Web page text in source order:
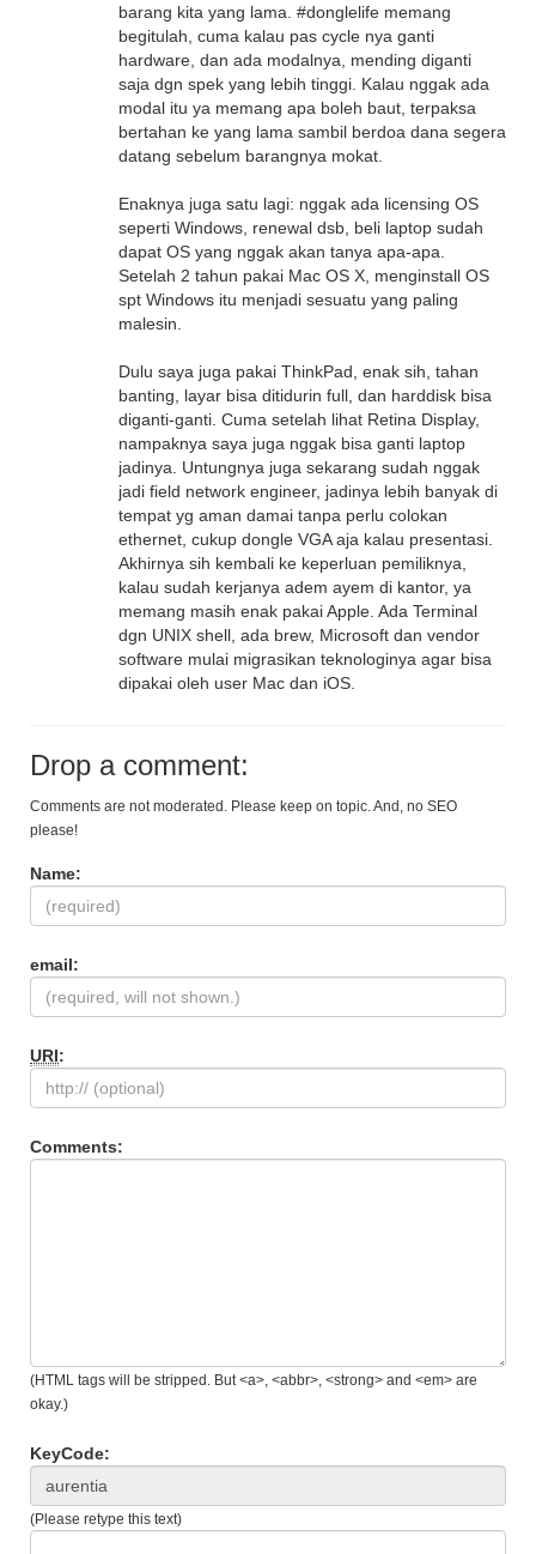
barang kita yang lama. #donglelife memang
begitulah, cuma kalau pas cycle nya ganti
hardware, dan ada modalnya, mending diganti
saja dgn spek yang lebih tinggi. Kalau nggak ada
modal itu ya memang apa boleh baut, terpaksa
bertahan ke yang lama sambil berdoa dana segera
datang sebelum barangnya mokat.
Enaknya juga satu lagi: nggak ada licensing OS
seperti Windows, renewal dsb, beli laptop sudah
dapat OS yang nggak akan tanya apa-apa.
Setelah 2 tahun pakai Mac OS X, menginstall OS
spt Windows itu menjadi sesuatu yang paling
malesin.
Dulu saya juga pakai ThinkPad, enak sih, tahan
banting, layar bisa ditidurin full, dan harddisk bisa
diganti-ganti. Cuma setelah lihat Retina Display,
nampaknya saya juga nggak bisa ganti laptop
jadinya. Untungnya juga sekarang sudah nggak
jadi field network engineer, jadinya lebih banyak di
tempat yg aman damai tanpa perlu colokan
ethernet, cukup dongle VGA aja kalau presentasi.
Akhirnya sih kembali ke keperluan pemiliknya,
kalau sudah kerjanya adem ayem di kantor, ya
memang masih enak pakai Apple. Ada Terminal
dgn UNIX shell, ada brew, Microsoft dan vendor
software mulai migrasikan teknologinya agar bisa
dipakai oleh user Mac dan iOS.
Drop a comment:
Comments are not moderated. Please keep on topic. And, no SEO
please!
Name:
email:
URI:
Comments:
(HTML tags will be stripped. But <a>, <abbr>, <strong> and <em> are
okay.)
KeyCode:
(Please retype this text)